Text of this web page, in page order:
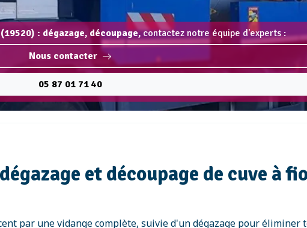
: dégazage, découpage,contactez notre équipe d'experts :
Nous contacter
05 87 01 71 40
et découpage de cuve à
par une vidange complète, suivie d'un dégazage pour